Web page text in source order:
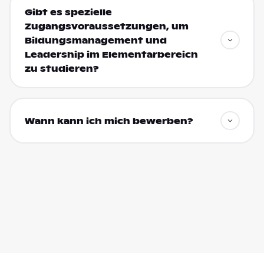
Gibt es spezielle
Zugangsvoraussetzungen, um
Bildungsmanagement und
Leadership im Elementarbereich
zu studieren?
Wann kann ich mich bewerben?